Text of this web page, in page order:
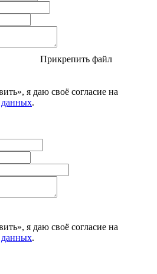
Прикрепить файл
я даю своё согласие на
данных.
я даю своё согласие на
данных.